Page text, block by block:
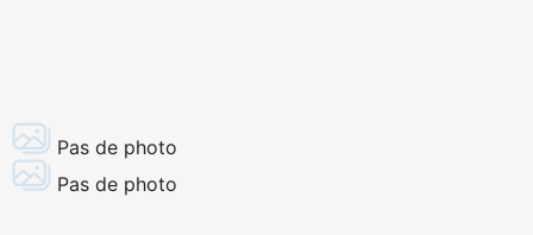
Pas de photo
Pas de photo